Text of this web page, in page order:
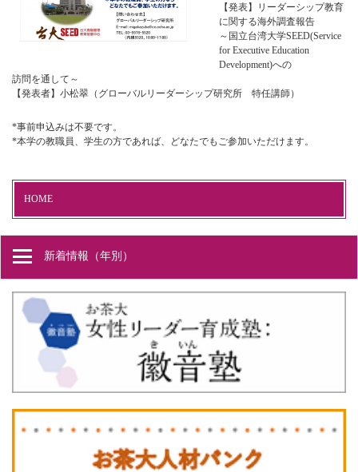
【発表】リーダーシップ教育
に関する海外調査報告
～国立台湾大学SEED(Service
for Executive Education
Development)への
訪問を通して～
【発表者】小松翠（グローバルリーダーシップ研究所 特任講師）
*事前申込みは不要です。
*本学の教職員、学生の方であれば、どなたでもご参加いただけます。
HOME
新着情報（年別）